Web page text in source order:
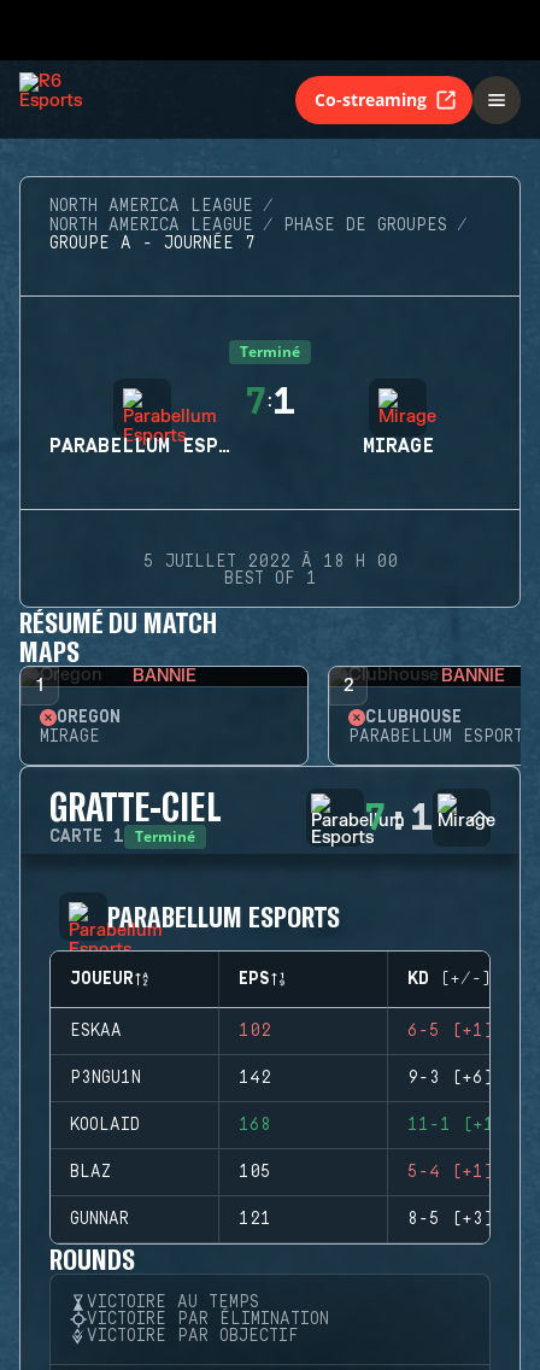
Co-streaming
NORTH AMERICA LEAGUE
NORTH AMERICA LEAGUE
PHASE DE GROUPES
GROUPE A - JOURNÉE 7
Terminé
PARABELLUM ESPORTS
7:1
MIRAGE
5 JUILLET 2022 À 18 H 00
BEST OF 1
RÉSUMÉ DU MATCH
MAPS
1 BANNIE
OREGON
MIRAGE
2 BANNIE
CLUBHOUSE
PARABELLUM ESPORTS
GRATTE-CIEL
CARTE 1 Terminé 7:1
PARABELLUM ESPORTS
JOUEUR EPS KD (+/-)
ESKAA 102 6-5 (+1)
P3NGU1N 142 9-3 (+6)
KOOLAID 168 11-1 (+10)
BLAZ 105 5-4 (+1)
GUNNAR 121 8-5 (+3)
ROUNDS
VICTOIRE AU TEMPS
VICTOIRE PAR ÉLIMINATION
VICTOIRE PAR OBJECTIF